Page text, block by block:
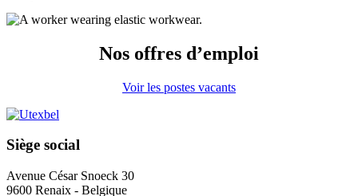
Nos offres d’emploi
Voir les postes vacants
Siège social
Avenue César Snoeck 30
9600 Renaix - Belgique